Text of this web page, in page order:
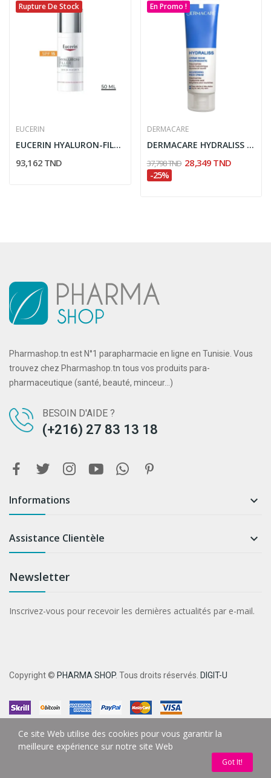
Rupture De Stock
EUCERIN
EUCERIN HYALURON-FILLER 3 EFFECT SOIN DE JOUR...
93,162 TND
En Promo !
DERMACARE
DERMACARE HYDRALISS CREME RICHE HYDRATANTE...
37,798 TND 28,349 TND
-25%
Pharmashop.tn est N°1 parapharmacie en ligne en Tunisie. Vous
trouvez chez Pharmashop.tn tous vos produits para-
pharmaceutique (santé, beauté, minceur...)
BESOIN D'AIDE ?
(+216) 27 83 13 18
Informations 
Assistance Clientèle 
Newsletter
Inscrivez-vous pour recevoir les dernières actualités par e-mail.
Copyright © PHARMA SHOP. Tous droits réservés. DIGIT-U
Ce site Web utilise des cookies pour vous garantir la
meilleure expérience sur notre site Web
Got It!